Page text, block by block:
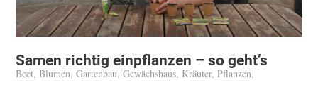
Samen richtig einpflanzen – so geht’s
Beet,Blumen,Gartenbau,Gewächshaus, Kräuter,Pflanzen,